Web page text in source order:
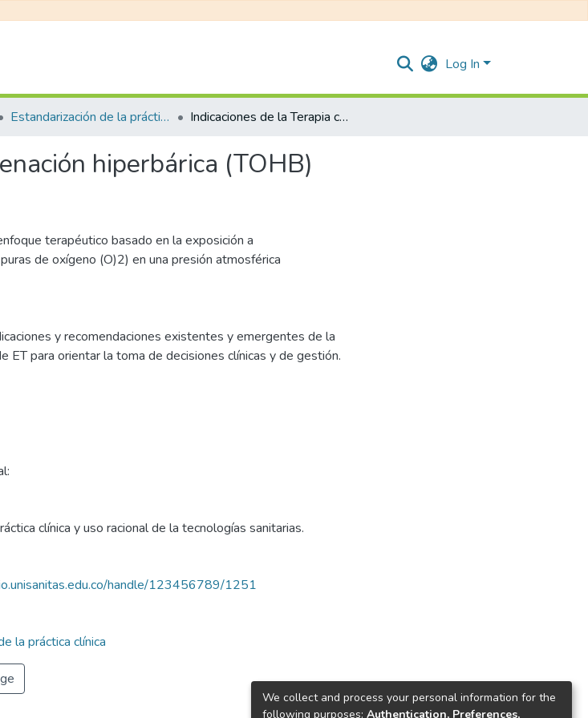
Log In
Estandarización de la práctica clínica Indicaciones de la Terapia con Oxigenación hiperbárica (TOHB)
hiperbárica (TOHB)
terapéutico basado en la exposición a
de oxígeno (O)2) en una presión atmosférica
y recomendaciones existentes y emergentes de la
ET para orientar la toma de decisiones clínicas y de gestión.
clínica y uso racional de la tecnologías sanitarias.
handle/123456789/1251
la práctica clínica
We collect and process your personal information for the
following purposes: Authentication, Preferences,